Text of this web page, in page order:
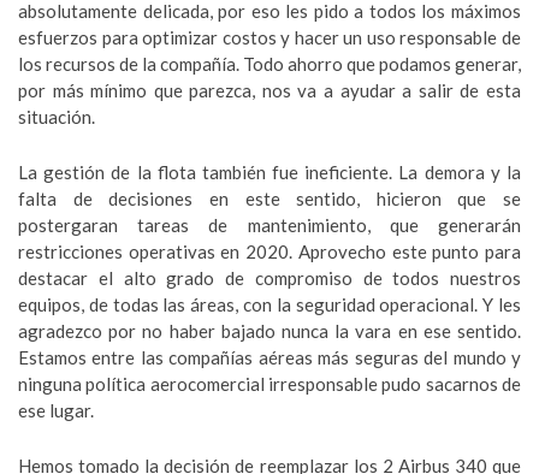
absolutamente delicada, por eso les pido a todos los máximos
esfuerzos para optimizar costos y hacer un uso responsable de
los recursos de la compañía. Todo ahorro que podamos generar,
por más mínimo que parezca, nos va a ayudar a salir de esta
situación.
La gestión de la flota también fue ineficiente. La demora y la
falta de decisiones en este sentido, hicieron que se
postergaran tareas de mantenimiento, que generarán
restricciones operativas en 2020. Aprovecho este punto para
destacar el alto grado de compromiso de todos nuestros
equipos, de todas las áreas, con la seguridad operacional. Y les
agradezco por no haber bajado nunca la vara en ese sentido.
Estamos entre las compañías aéreas más seguras del mundo y
ninguna política aerocomercial irresponsable pudo sacarnos de
ese lugar.
Hemos tomado la decisión de reemplazar los 2 Airbus 340 que